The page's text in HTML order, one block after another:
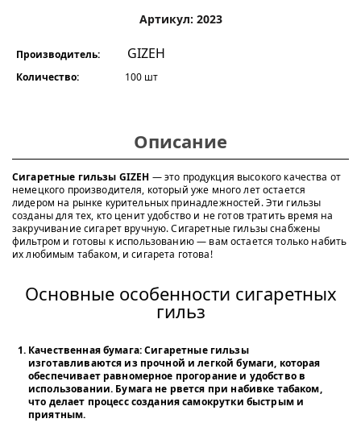
Артикул: 2023
Производитель: GIZEH
Количество: 100 шт
Описание
Сигаретные гильзы GIZEH — это продукция высокого качества от
немецкого производителя, который уже много лет остается
лидером на рынке курительных принадлежностей. Эти гильзы
созданы для тех, кто ценит удобство и не готов тратить время на
закручивание сигарет вручную. Сигаретные гильзы снабжены
фильтром и готовы к использованию — вам остается только набить
их любимым табаком, и сигарета готова!
Основные особенности сигаретных
гильз
Качественная бумага: Сигаретные гильзы
изготавливаются из прочной и легкой бумаги, которая
обеспечивает равномерное прогорание и удобство в
использовании. Бумага не рвется при набивке табаком,
что делает процесс создания самокрутки быстрым и
приятным.